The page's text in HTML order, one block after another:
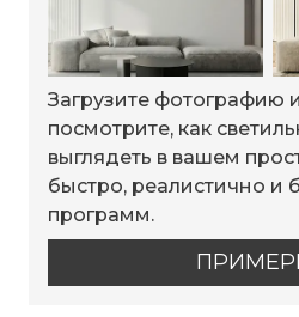
Загрузите фотографию
посмотрите, как
выглядеть в вашем
быстро, реалистично и
программ.